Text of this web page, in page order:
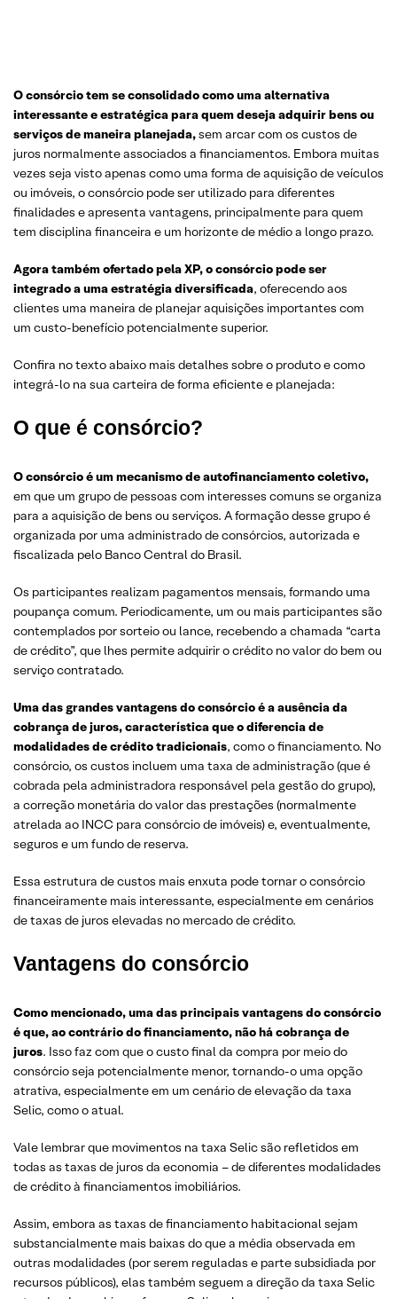
O consórcio tem se consolidado como uma alternativa
interessante e estratégica para quem deseja adquirir bens ou
serviços de maneira planejada,sem arcar com os custos de
juros normalmente associados a financiamentos. Embora muitas
vezes seja visto apenas como uma forma de aquisição de veículos
ou imóveis, o consórcio pode ser utilizado para diferentes
finalidades e apresenta vantagens, principalmente para quem
tem disciplina financeira e um horizonte de médio a longo prazo.
Agora também ofertado pela XP, o consórcio pode ser
integrado a uma estratégia diversificada, oferecendo aos
clientes uma maneira de planejar aquisições importantes com
um custo-benefício potencialmente superior.
Confira no texto abaixo mais detalhes sobre o produto e como
integrá-lo na sua carteira de forma eficiente e planejada:
O que é consórcio?
O consórcio é um mecanismo de autofinanciamento coletivo,
em que um grupo de pessoas com interesses comuns se organiza
para a aquisição de bens ou serviços. A formação desse grupo é
organizada por uma administrado de consórcios, autorizada e
fiscalizada pelo Banco Central do Brasil.
Os participantes realizam pagamentos mensais, formando uma
poupança comum. Periodicamente, um ou mais participantes são
contemplados por sorteio ou lance, recebendo a chamada “carta
de crédito”, que lhes permite adquirir o crédito no valor do bem ou
serviço contratado.
Uma das grandes vantagens do consórcio é a ausência da
cobrança de juros, característica que o diferencia de
modalidades de crédito tradicionais, como o financiamento. No
consórcio, os custos incluem uma taxa de administração (que é
cobrada pela administradora responsável pela gestão do grupo),
a correção monetária do valor das prestações (normalmente
atrelada ao INCC para consórcio de imóveis) e, eventualmente,
seguros e um fundo de reserva.
Essa estrutura de custos mais enxuta pode tornar o consórcio
financeiramente mais interessante, especialmente em cenários
de taxas de juros elevadas no mercado de crédito.
Vantagens do consórcio
Como mencionado, uma das principais vantagens do consórcio
é que, ao contrário do financiamento, não há cobrança de
juros. Isso faz com que o custo final da compra por meio do
consórcio seja potencialmente menor, tornando-o uma opção
atrativa, especialmente em um cenário de elevação da taxa
Selic, como o atual.
Vale lembrar que movimentos na taxa Selic são refletidos em
todas as taxas de juros da economia – de diferentes modalidades
de crédito à financiamentos imobiliários.
Assim, embora as taxas de financiamento habitacional sejam
substancialmente mais baixas do que a média observada em
outras modalidades (por serem reguladas e parte subsidiada por
recursos públicos), elas também seguem a direção da taxa Selic